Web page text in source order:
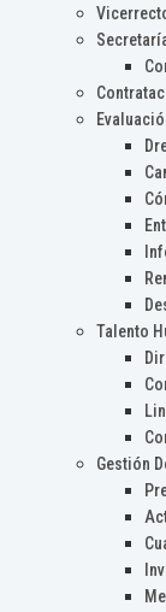
Talento
Gestión